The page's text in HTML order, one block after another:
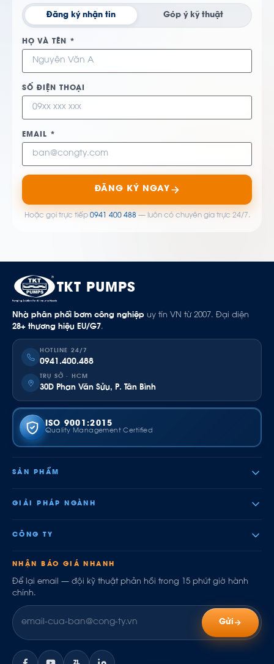
Đăng ký nhận tin Góp ý kỹ thuật
HỌ VÀ TÊN *
SỐ ĐIỆN THOẠI
EMAIL *
ĐĂNG KÝ NGAY
Hoặc gọi trực tiếp 0941 400 488— luôn có chuyên gia trực 24/7.
TKT PUMPS
Nhà phân phối bơm công nghiệp uy tín VN từ 2007. Đại diện
28+ thương hiệu EU/G7.
HOTLINE 24/7
0941.400.488
TRỤ SỞ · HCM
30D Phan Văn Sửu, P. Tân Bình
ISO 9001:2015
Quality Management Certified
SẢN PHẨM
GIẢI PHÁP NGÀNH
CÔNG TY
NHẬN BÁO GIÁ NHANH
Để lại email — đội kỹ thuật phản hồi trong 15 phút giờ hành
chính.
Gửi